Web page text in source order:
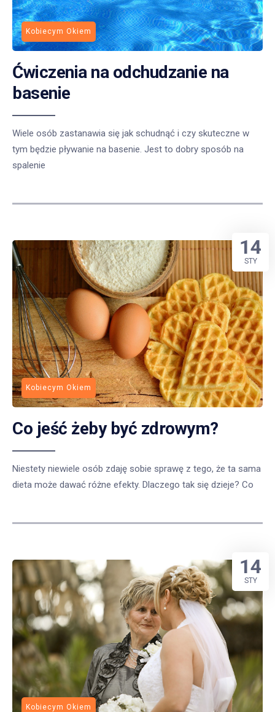
Kobiecym Okiem
Ćwiczenia na odchudzanie na
basenie
Wiele osób zastanawia się jak schudnąć i czy skuteczne w
tym będzie pływanie na basenie. Jest to dobry sposób na
spalenie
Kobiecym Okiem
Co jeść żeby być zdrowym?
Niestety niewiele osób zdaję sobie sprawę z tego, że ta sama
dieta może dawać różne efekty. Dlaczego tak się dzieje? Co
14
STY
Kobiecym Okiem
14
STY